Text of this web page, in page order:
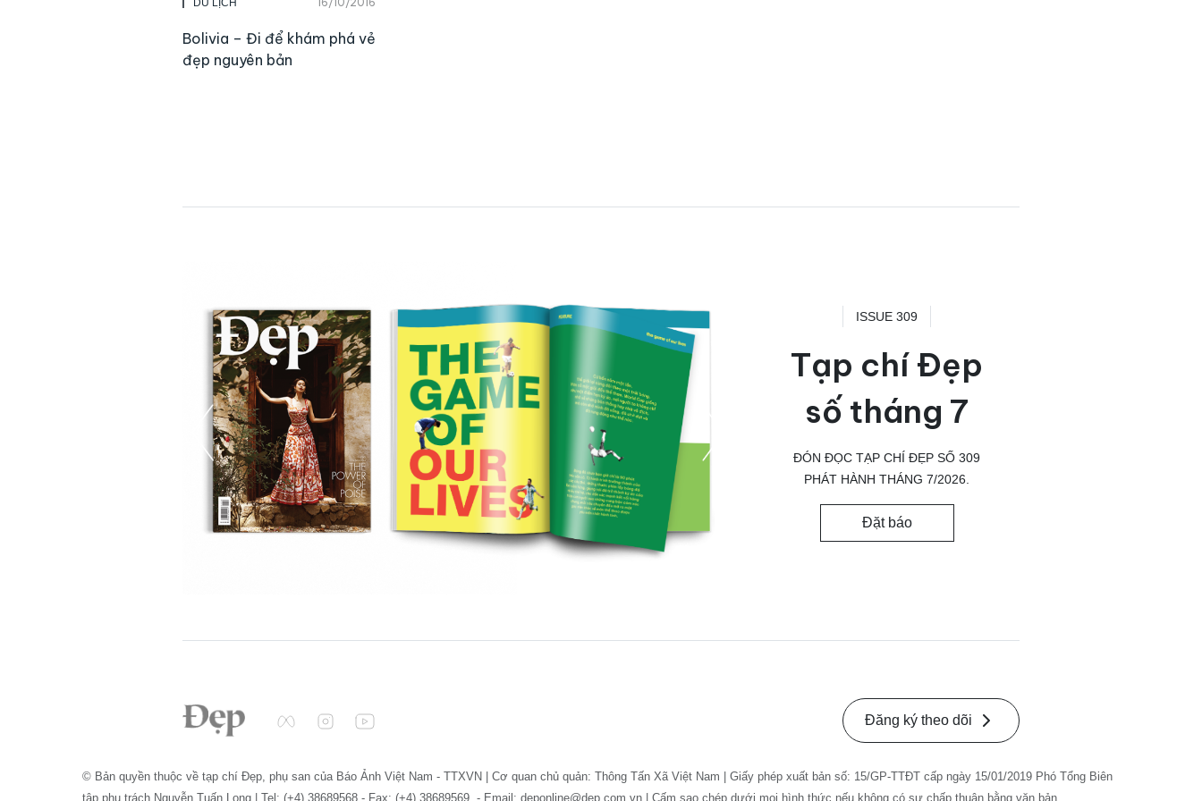
Bolivia – Đi để khám phá vẻ
đẹp nguyên bản
ISSUE 309
Tạp chí Đẹp
số tháng 7
ĐÓN ĐỌC TẠP CHÍ ĐẸP SỐ 309
PHÁT HÀNH THÁNG 7/2026.
Đặt báo
Đăng ký theo dõi
© Bản quyền thuộc về tạp chí Đẹp, phụ san của Báo Ảnh Việt Nam - TTXVN | Cơ quan chủ quản: Thông Tấn Xã Việt Nam | Giấy phép xuất bản số: 15/GP-TTĐT cấp ngày 15/01/2019 Phó Tổng Biên
tập phụ trách Nguyễn Tuấn Long | Tel: (+4) 38689568 - Fax: (+4) 38689569. - Email: deponline@dep.com.vn | Cấm sao chép dưới mọi hình thức nếu không có sự chấp thuận bằng văn bản